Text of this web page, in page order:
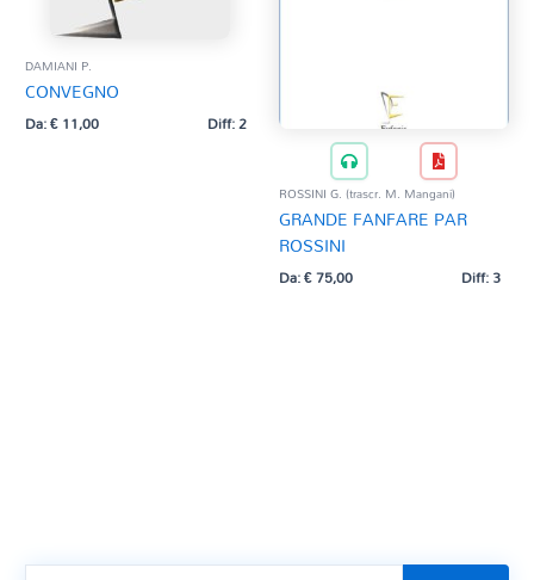
DAMIANI P.
CONVEGNO
Da:€11,00 Diff: 2
ROSSINI G. (trascr. M. Mangani)
GRANDE FANFARE PAR
ROSSINI
Da:€75,00 Diff: 3